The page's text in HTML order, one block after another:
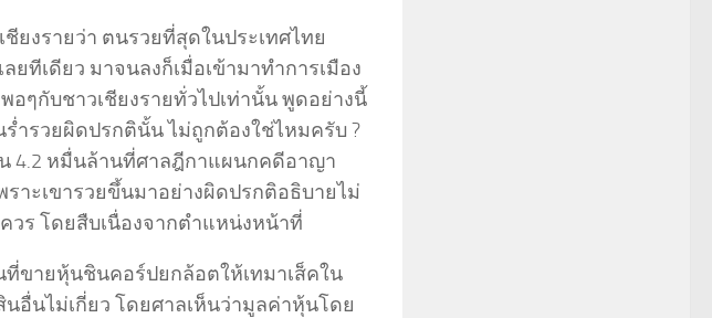
ยงรายว่า ตนรวยที่สุดในประเทศไทย
ทีเดียว มาจนลงก็เมื่อเข้ามาทำการเมือง
อๆกับชาวเชียงรายทั่วไปเท่านั้น พูดอย่างนี้
ำรวยผิดปรกตินั้น ไม่ถูกต้องใช่ไหมครับ ?
น 4.2 หมื่นล้านที่ศาลฎีกาแผนกคดีอาญา
าะเขารวยขึ้นมาอย่างผิดปรกติอธิบายไม่
วร โดยสืบเนื่องจากตำแหน่งหน้าที่
ขายหุ้นชินคอร์ปยกล้อตให้เทมาเส็คใน
อื่นไม่เกี่ยว โดยศาลเห็นว่ามูลค่าหุ้นโดย